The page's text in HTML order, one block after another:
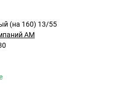
(на 160) 13/55
АМ